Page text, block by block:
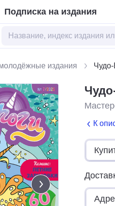
Подписка на издания
издания
К